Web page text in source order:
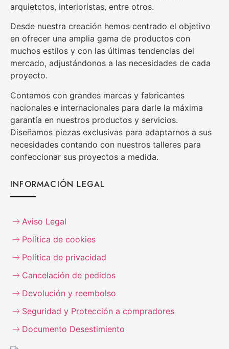
arquietctos, interioristas, entre otros.
Desde nuestra creación hemos centrado el objetivo
en ofrecer una amplia gama de productos con
muchos estilos y con las últimas tendencias del
mercado, adjustándonos a las necesidades de cada
proyecto.
Contamos con grandes marcas y fabricantes
nacionales e internacionales para darle la máxima
garantía en nuestros productos y servicios.
Diseñamos piezas exclusivas para adaptarnos a sus
necesidades contando con nuestros talleres para
confeccionar sus proyectos a medida.
INFORMACIÓN LEGAL
Aviso Legal
Política de cookies
Política de privacidad
Cancelación de pedidos
Devolución y reembolso
Seguridad y Protección a compradores
Documento Desestimiento